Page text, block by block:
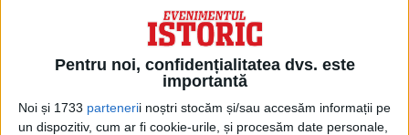
Pentru noi, confidențialitatea dvs. este
importantă
Noi și 1733 partenerii noștri stocăm și/sau accesăm informații pe
un dispozitiv, cum ar fi cookie-urile, și procesăm date personale,
Vecinii occidentali ai Rusiei sunt aproape de a forma o "mare
NATO" care le-ar putea permite...